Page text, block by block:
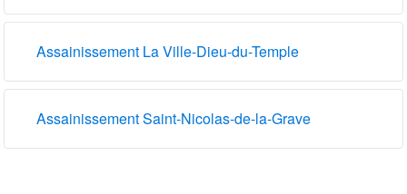
Assainissement La Ville-Dieu-du-Temple
Assainissement Saint-Nicolas-de-la-Grave